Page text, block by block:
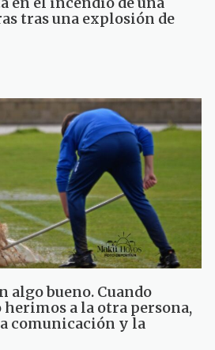
tras una explosión de
algo bueno. Cuando
a la otra persona,
comunicación y la